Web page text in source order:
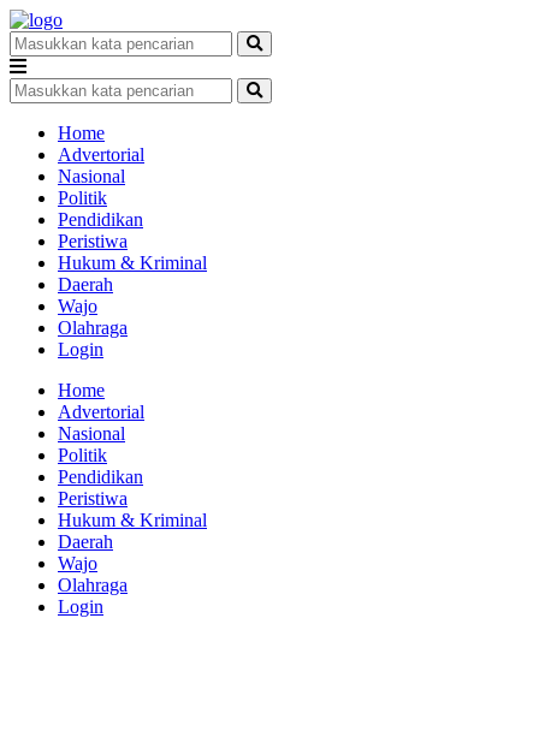
Home
Advertorial
Nasional
Politik
Pendidikan
Peristiwa
Hukum & Kriminal
Daerah
Wajo
Olahraga
Login
Home
Advertorial
Nasional
Politik
Pendidikan
Peristiwa
Hukum & Kriminal
Daerah
Wajo
Olahraga
Login